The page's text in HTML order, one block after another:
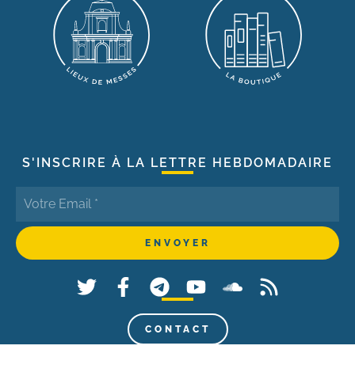
S'INSCRIRE À LA LETTRE HEBDOMADAIRE
CONTACT